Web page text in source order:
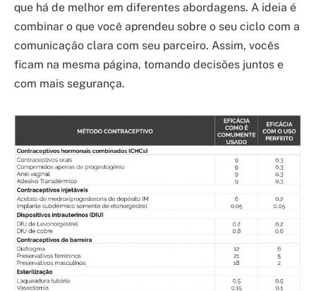
que há de melhor em diferentes abordagens. A ideia é
combinar o que você aprendeu sobre o seu ciclo com a
comunicação clara com seu parceiro. Assim, vocês
ficam na mesma página, tomando decisões juntos e
com mais segurança.